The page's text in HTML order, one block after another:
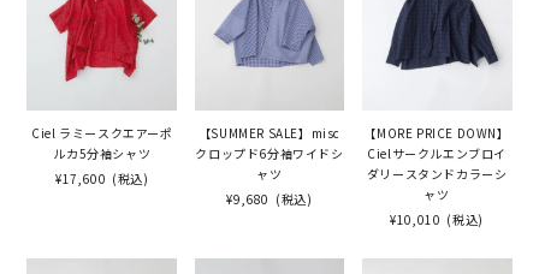
Ciel ラミースクエアーポ
ルカ5分袖シャツ
¥17,600 (税込)
【SUMMER SALE】misc
クロップド6分袖ワイドシ
ャツ
¥9,680 (税込)
【MORE PRICE DOWN】
Cielサークルエンブロイ
ダリースタンドカラーシ
ャツ
¥10,010 (税込)